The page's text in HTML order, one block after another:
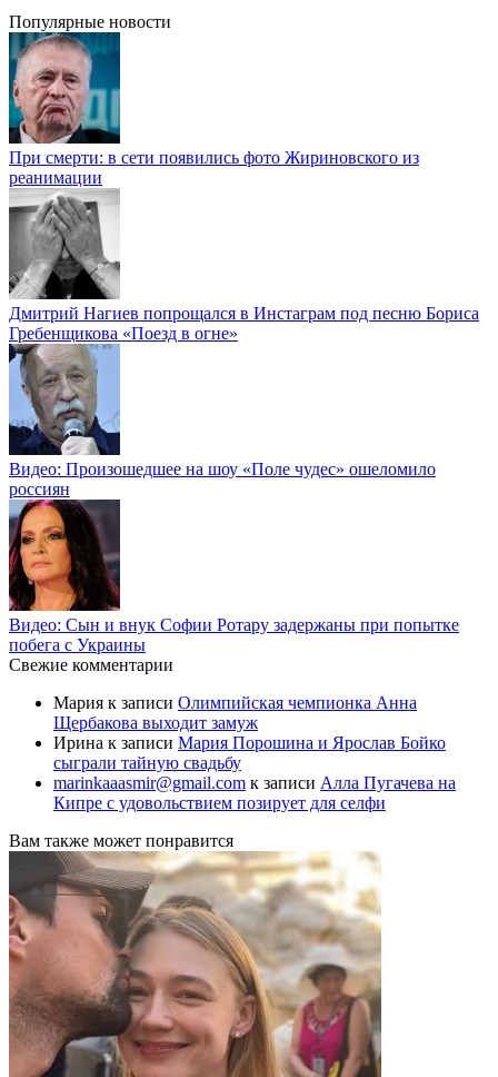
Популярные новости
При смерти: в сети появились фото Жириновского из
реанимации
Дмитрий Нагиев попрощался в Инстаграм под песню Бориса
Гребенщикова «Поезд в огне»
Видео: Произошедшее на шоу «Поле чудес» ошеломило
россиян
Видео: Сын и внук Софии Ротару задержаны при попытке
побега с Украины
Свежие комментарии
Мария к записи Олимпийская чемпионка Анна
Щербакова выходит замуж
Ирина к записи Мария Порошина и Ярослав Бойко
сыграли тайную свадьбу
marinkaaasmir@gmail.com к записи Алла Пугачева на
Кипре с удовольствием позирует для селфи
Вам также может понравится